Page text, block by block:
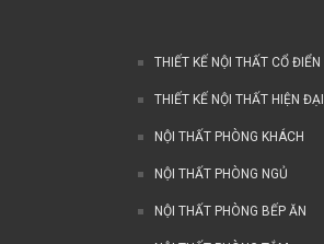
THIẾT KẾ NỘI THẤT CỔ ĐIỂN
THIẾT KẾ NỘI THẤT HIỆN ĐẠI
NỘI THẤT PHÒNG KHÁCH
NỘI THẤT PHÒNG NGỦ
NỘI THẤT PHÒNG BẾP ĂN